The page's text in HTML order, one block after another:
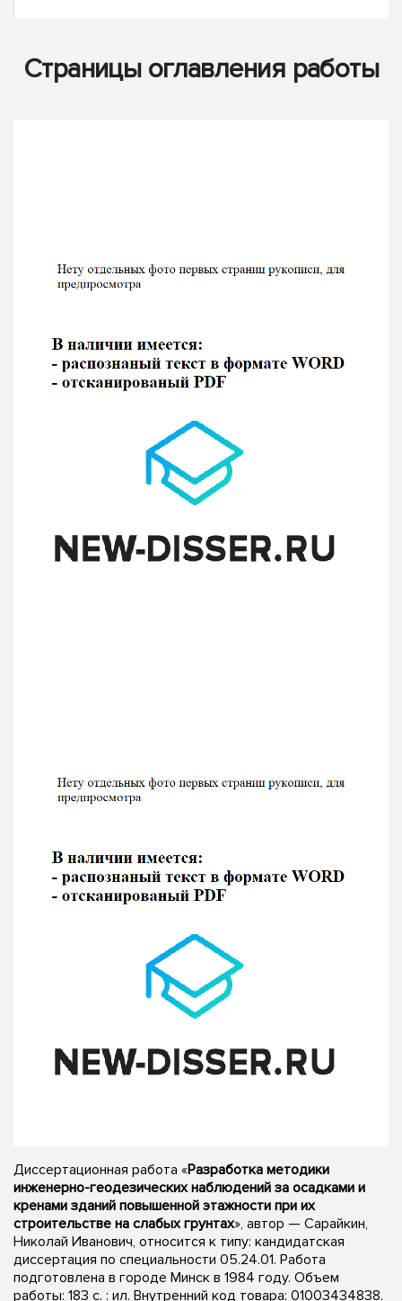
Страницы оглавления работы
Диссертационная работа «Разработка методики
инженерно-геодезических наблюдений за осадками и
кренами зданий повышенной этажности при их
строительстве на слабых грунтах», автор — Сарайкин,
Николай Иванович, относится к типу: кандидатская
диссертация по специальности 05.24.01. Работа
подготовлена в городе Минск в 1984 году. Объем
работы: 183 c. : ил. Внутренний код товара: 01003434838.